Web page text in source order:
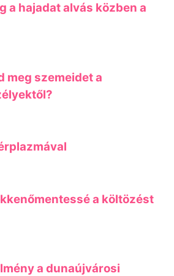
a hajadat alvás közben a
meg szemeidet a
a költözést
a dunaújvárosi